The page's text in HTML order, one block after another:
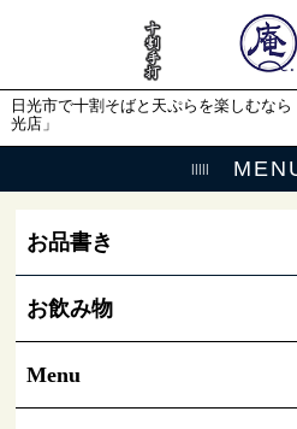
日光市で十割そばと天ぷらを楽しむな
光店」
お品書き
お飲み物
Menu